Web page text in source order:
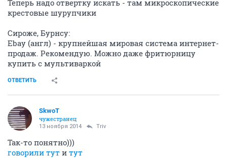
Теперь надо отвертку искать - там микроскопические
крестовые шурупчики
Сироже, Бурнсу:
Ebay (англ) - крупнейшая мировая система интернет-
продаж. Рекомендую. Можно даже фритюрницу
купить с мультиваркой
ОТВЕТИТЬ
SkwоT
чужестранец
13 ноября 2014 Triv
Так-то понятно)))
говорили тут и тут